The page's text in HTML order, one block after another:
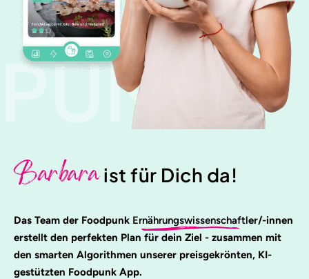
PUNK
Barbaraist für Dich da!
Das Team der Foodpunk Ernährungswissenschaftler/-innen
erstellt den perfekten Plan für dein Ziel - zusammen mit
den smarten Algorithmen unserer preisgekrönten, KI-
gestützten Foodpunk App.